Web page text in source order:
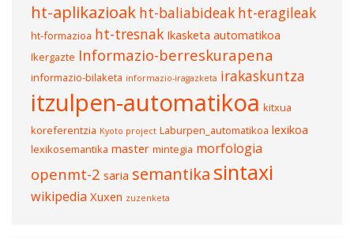
ht-aplikazioak ht-baliabideak ht-eragileak
ht-formazioa ht-tresnak Ikasketa automatikoa
Ikergazte Informazio-berreskurapena
informazio-bilaketa informazio-iragazketa irakaskuntza
itzulpen-automatikoa kitxua
koreferentzia Kyoto project Laburpen_automatikoa lexikoa
lexikosemantika master mintegia morfologia
openmt-2 saria semantika sintaxi
wikipedia Xuxen zuzenketa